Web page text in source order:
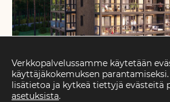
Verkkopalvelussamme käytetään
käyttäjäkokemuksen
lisätietoa ja kytkeä tiettyjä evästeitä
asetuksista.